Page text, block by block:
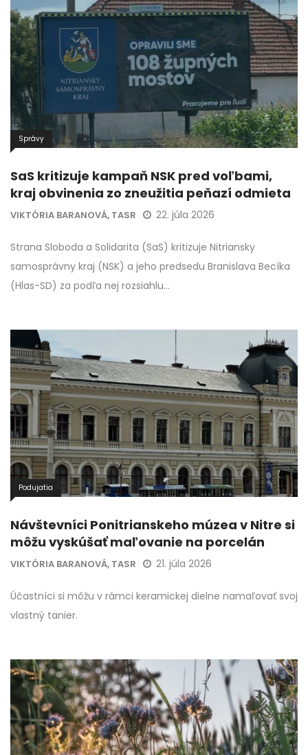
Správy
SaS kritizuje kampaň NSK pred voľbami,
kraj obvinenia zo zneužitia peňazí odmieta
VIKTÓRIA BARANOVÁ, TASR 22. júla 2026
Strana Sloboda a Solidarita (SaS) kritizuje Nitriansky
samosprávny kraj (NSK) a jeho predsedu Branislava Becíka
(Hlas-SD) za podľa nej rozsiahlu…
Podujatia
Návštevníci Ponitrianskeho múzea v Nitre si
môžu vyskúšať maľovanie na porcelán
VIKTÓRIA BARANOVÁ, TASR 21. júla 2026
Účastníci si môžu v rámci keramickej dielne namaľovať svoj
vlastný tanier.